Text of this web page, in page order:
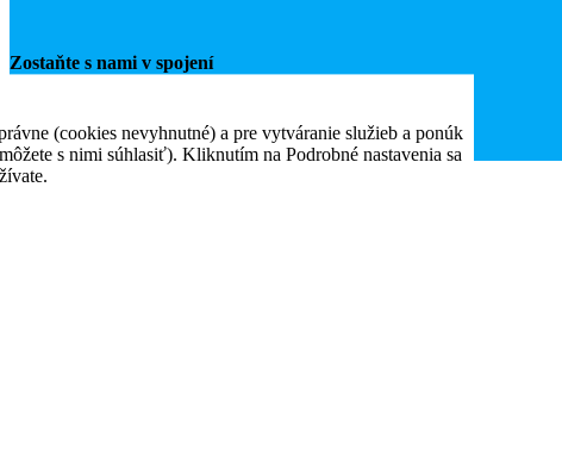
Zostaňte s nami v spojení
(cookies nevyhnutné) a pre vytváranie služieb a ponúk
s nimi súhlasiť). Kliknutím na Podrobné nastavenia sa